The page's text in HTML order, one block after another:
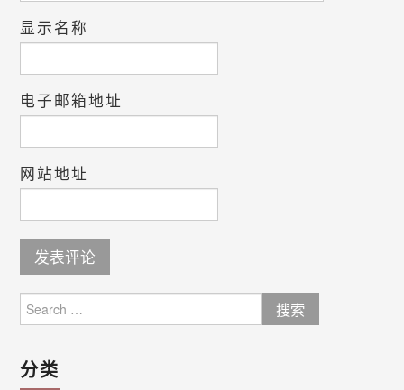
显示名称
电子邮箱地址
网站地址
for:
分类